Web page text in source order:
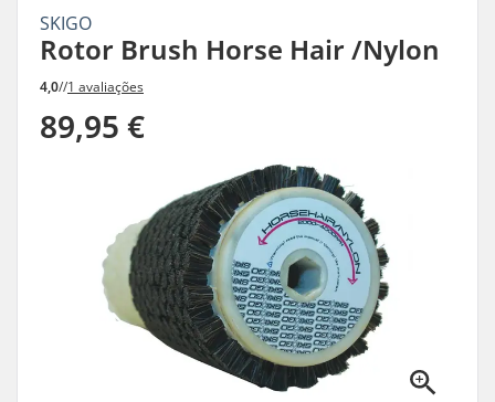
SKIGO
Rotor Brush Horse Hair /Nylon
4,0//1 avaliações
89,95 €